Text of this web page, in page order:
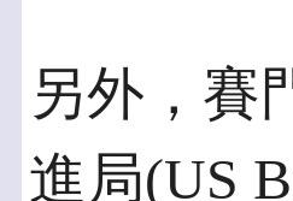
另外，賽
進局(US